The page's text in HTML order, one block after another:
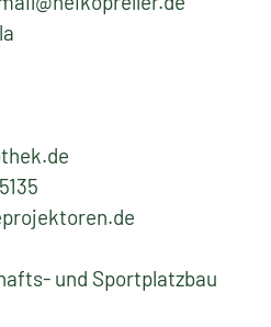
und Sportplatzbau